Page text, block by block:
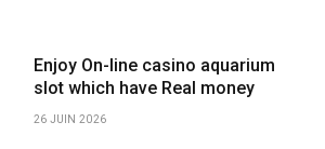
Enjoy On-line casino aquarium
slot which have Real money
26 JUIN 2026